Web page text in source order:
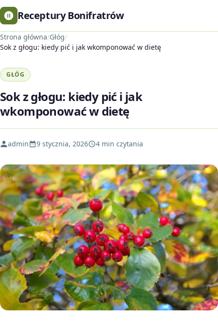
Receptury Bonifratrów
Strona główna/Głóg/
Sok z głogu: kiedy pić i jak wkomponować w dietę
GŁÓG
Sok z głogu: kiedy pić i jak
wkomponować w dietę
admin 9 stycznia, 2026 4 min czytania